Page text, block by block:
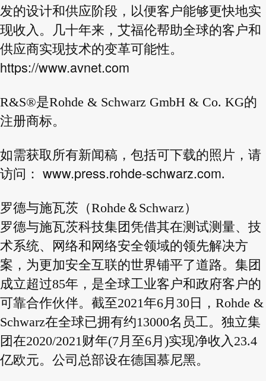
发的设计和供应阶段，以便客户能够更快地实
现收入。几十年来，艾福伦帮助全球的客户和
供应商实现技术的变革可能性。
https://www.avnet.com
R&S®是Rohde & Schwarz GmbH & Co. KG的
注册商标。
如需获取所有新闻稿，包括可下载的照片，请
访问： www.press.rohde-schwarz.com.
罗德与施瓦茨（Rohde＆Schwarz）
罗德与施瓦茨科技集团凭借其在测试测量、技
术系统、网络和网络安全领域的领先解决方
案，为更加安全互联的世界铺平了道路。集团
成立超过85年，是全球工业客户和政府客户的
可靠合作伙伴。截至2021年6月30 日，Rohde &
Schwarz在全球已拥有约13000名员工。独立集
团在2020/2021财年(7月至6月)实现净收入23.4
亿欧元。公司总部设在德国慕尼黑。